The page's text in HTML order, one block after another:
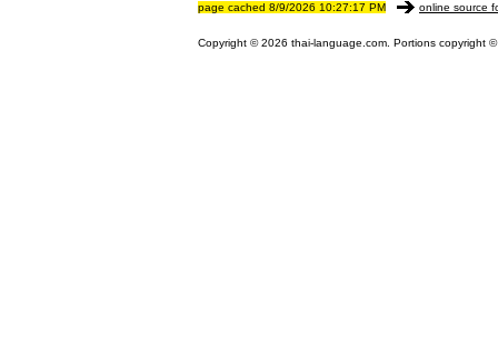
page cached 8/9/2026 10:27:17 PM online source
Copyright © 2026 thai-language.com. Portions copyright